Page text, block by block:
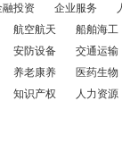
融投资 企业服务
航空航天
船舶海工
安防设备
交通运输
养老康养
医药生物
知识产权
人力资源